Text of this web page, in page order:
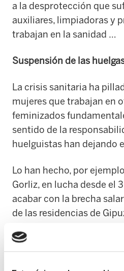
a la desprotección que
auxiliares, limpiadoras y
trabajan en la sanidad …
Suspensión de las
La crisis sanitaria ha
mujeres que trabajan en
feminizados
sentido de la
huelguistas han dejando
Lo han hecho, por
Gorliz, en lucha desde el
acabar con la brecha
de las residencias de
de modo provisional